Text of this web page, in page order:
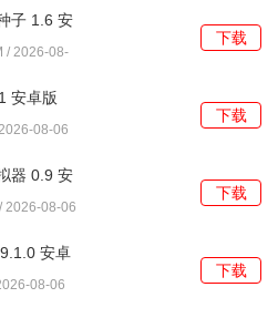
拟市民的需求就可以了，就是
防站，医院之类的，除了覆盖
满足
子 1.6 安
/ 2026-08-
下载
安卓版
08-06
下载
器 0.9 安
2026-08-06
下载
安卓
08-06
下载